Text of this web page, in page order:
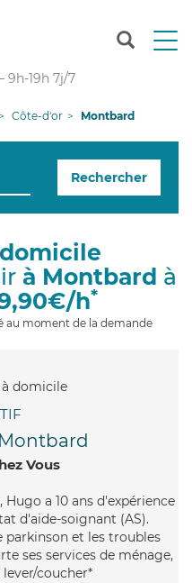
T
n
g
i
9h-19h 7j/7
Côte-d'or Montbard
Rechercher
à Montbard à
h*
au moment de la demande
Montbard
Vous
a 10 ans d'expérience
d'aide-soignant (AS).
parkinson et les troubles
ses services de ménage,
coucher*